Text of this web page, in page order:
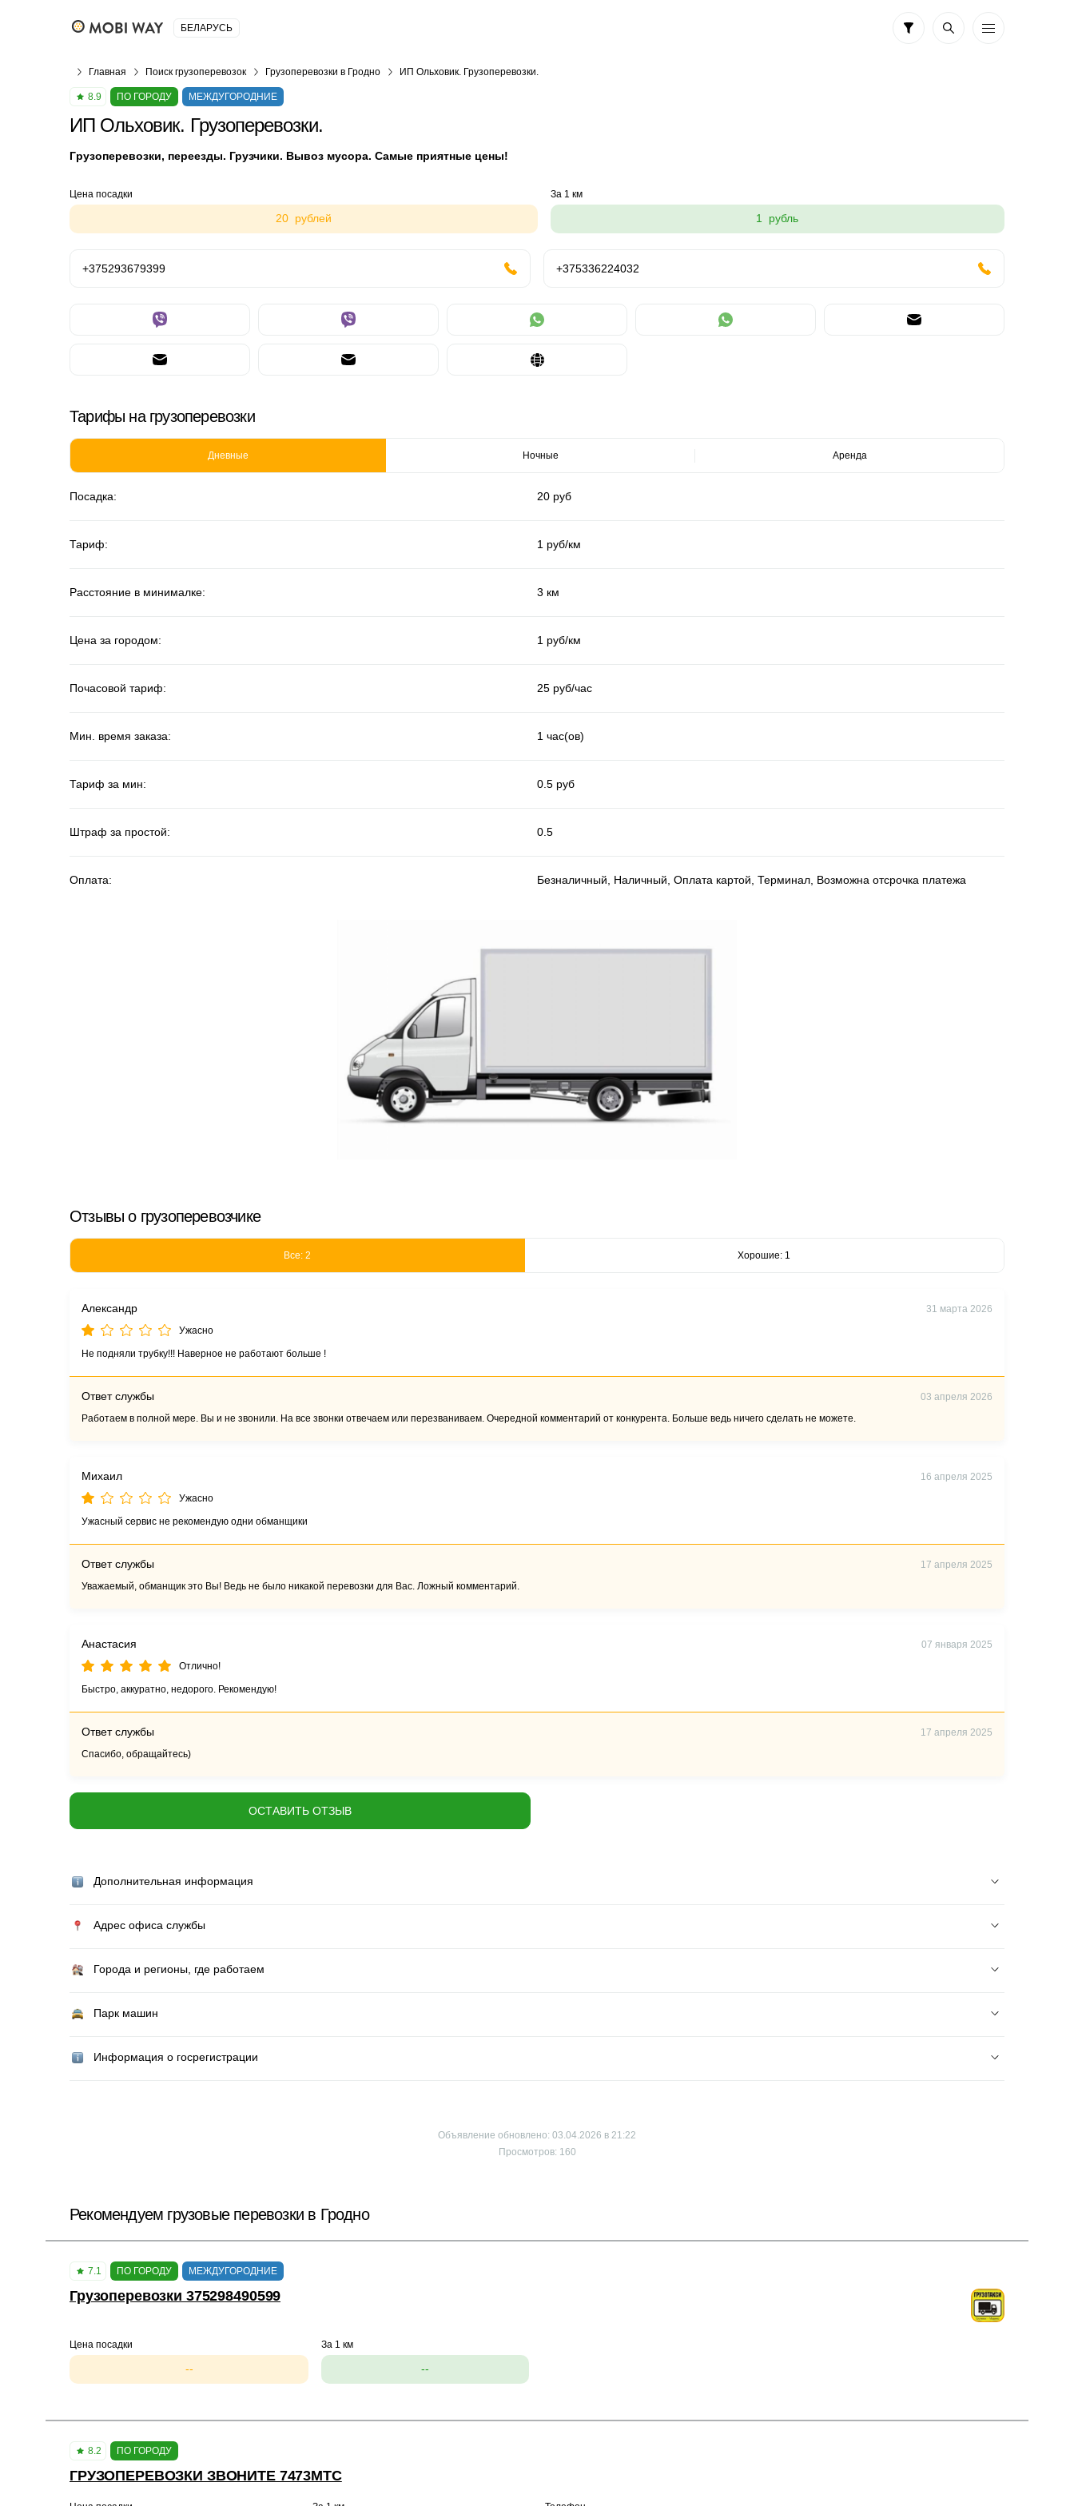
БЕЛАРУСЬ
Главная Поиск грузоперевозок Грузоперевозки в Гродно ИП Ольховик. Грузоперевозки.
8.9 ПО ГОРОДУ МЕЖДУГОРОДНИЕ
ИП Ольховик. Грузоперевозки.
Гpузопepeвозки, пeреезды. Грузчики. Вывоз мусора. Самые приятные цены!
Цена посадки
20 рублей
За 1 км
1 рубль
+375293679399 +375336224032
Тарифы на грузоперевозки
Дневные Ночные Аренда
Посадка: 20 руб
Тариф: 1 руб/км
Расстояние в минималке: 3 км
Цена за городом: 1 руб/км
Почасовой тариф: 25 руб/час
Мин. время заказа: 1 час(ов)
Тариф за мин: 0.5 руб
Штраф за простой: 0.5
Оплата: Безналичный, Наличный, Оплата картой, Терминал, Возможна отсрочка платежа
Отзывы о грузоперевозчике
Все: 2 Хорошие: 1
Александр
31 марта 2026
Ужасно
Не подняли трубку!!! Наверное не работают больше !
Ответ службы
03 апреля 2026
Работаем в полной мере. Вы и не звонили. На все звонки отвечаем или перезваниваем. Очередной комментарий от конкурента. Больше ведь ничего сделать не можете.
Михаил
16 апреля 2025
Ужасно
Ужасный сервис не рекомендую одни обманщики
Ответ службы
17 апреля 2025
Уважаемый, обманщик это Вы! Ведь не было никакой перевозки для Вас. Ложный комментарий.
Анастасия
07 января 2025
Отлично!
Быстро, аккуратно, недорого. Рекомендую!
Ответ службы
17 апреля 2025
Спасибо, обращайтесь)
ОСТАВИТЬ ОТЗЫВ
Дополнительная информация
Адрес офиса службы
Города и регионы, где работаем
Парк машин
Информация о госрегистрации
Объявление обновлено: 03.04.2026 в 21:22
Просмотров: 160
Рекомендуем грузовые перевозки в Гродно
7.1 ПО ГОРОДУ МЕЖДУГОРОДНИЕ
Грузоперевозки 375298490599
Цена посадки
--
За 1 км
--
8.2 ПО ГОРОДУ
ГРУЗОПЕРЕВОЗКИ ЗВОНИТЕ 7473МТС